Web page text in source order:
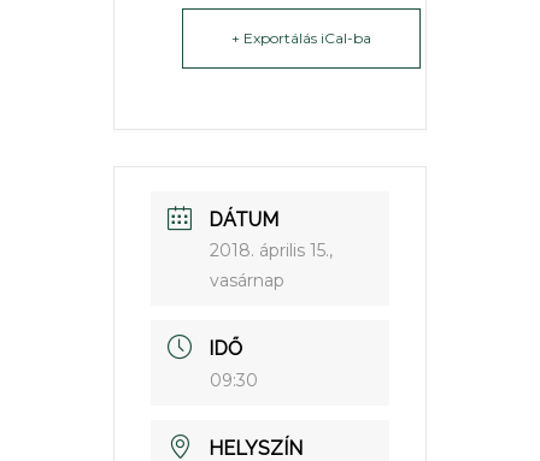
+ Exportálás iCal-ba
DÁTUM
2018. április 15.,
vasárnap
IDŐ
09:30
HELYSZÍN